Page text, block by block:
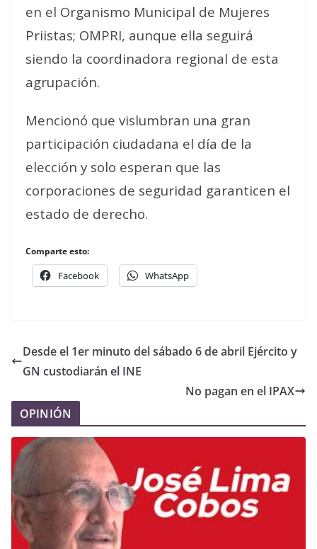
en el Organismo Municipal de Mujeres
Priistas; OMPRI, aunque ella seguirá
siendo la coordinadora regional de esta
agrupación.
Mencionó que vislumbran una gran
participación ciudadana el día de la
elección y solo esperan que las
corporaciones de seguridad garanticen el
estado de derecho.
Comparte esto:
Facebook WhatsApp
Desde el 1er minuto del sábado 6 de abril Ejército y
GN custodiarán el INE
No pagan en el IPAX
OPINIÓN